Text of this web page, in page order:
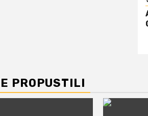
PROPUSTILI